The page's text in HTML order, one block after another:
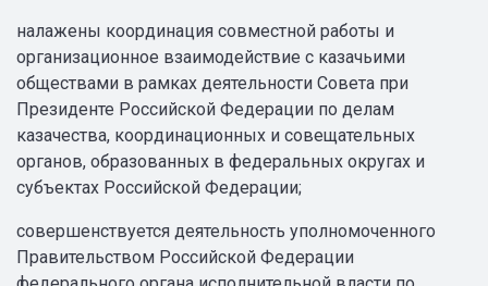
налажены координация совместной работы и
организационное взаимодействие с казачьими
обществами в рамках деятельности Совета при
Президенте Российской Федерации по делам
казачества, координационных и совещательных
органов, образованных в федеральных округах и
субъектах Российской Федерации;
совершенствуется деятельность уполномоченного
Правительством Российской Федерации